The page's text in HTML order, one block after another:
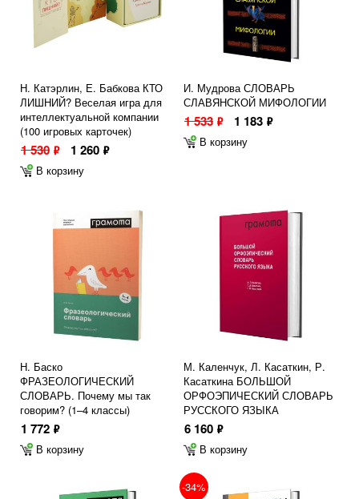
Н. Катэрлин, Е. Бабкова КТО
ЛИШНИЙ? Веселая игра для
интеллектуальной компании
(100 игровых карточек)
1 530 ф 1 260 ф
В корзину
И. Мудрова СЛОВАРЬ
СЛАВЯНСКОЙ МИФОЛОГИИ
1 533 ф 1 183 ф
В корзину
Н. Баско
ФРАЗЕОЛОГИЧЕСКИЙ
СЛОВАРЬ. Почему мы так
говорим? (1–4 классы)
1 772 ф
В корзину
М. Каленчук, Л. Касаткин, Р.
Касаткина БОЛЬШОЙ
ОРФОЭПИЧЕСКИЙ СЛОВАРЬ
РУССКОГО ЯЗЫКА
6 160 ф
В корзину
-34%